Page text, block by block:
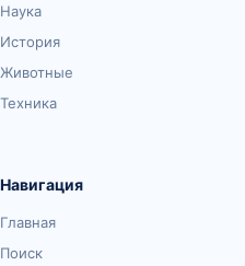
Наука
История
Животные
Техника
Навигация
Главная
Поиск